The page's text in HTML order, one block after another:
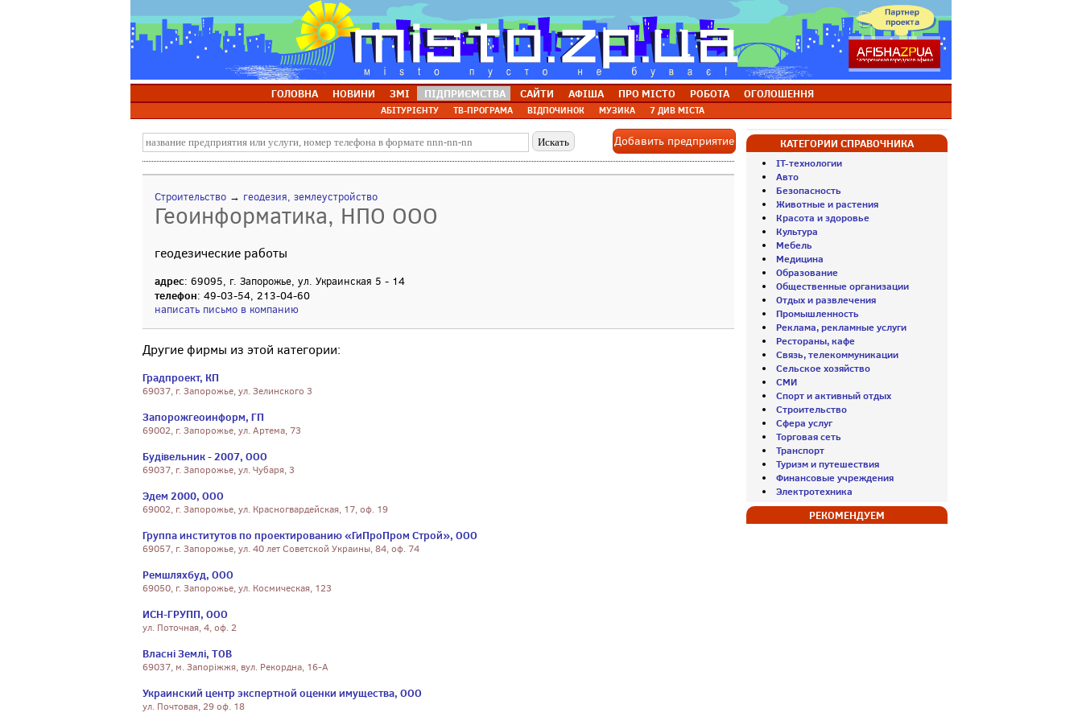
ГОЛОВНА НОВИНИ ЗМІ ПІДПРИЄМСТВА САЙТИ АФІША ПРО МІСТО РОБОТА ОГОЛОШЕННЯ
АБІТУРІЄНТУ ТВ-ПРОГРАМА ВІДПОЧИНОК МУЗИКА 7 ДИВ МІСТА
Добавить предприятие
Строительство → геодезия, землеустройство
Геоинформатика, НПО ООО
геодезические работы
адрес: 69095, г. Запорожье, ул. Украинская 5 - 14
телефон: 49-03-54, 213-04-60
написать письмо в компанию
Другие фирмы из этой категории:
Градпроект, КП
69037, г. Запорожье, ул. Зелинского 3
Запорожгеоинформ, ГП
69002, г. Запорожье, ул. Артема, 73
Будівельник - 2007, ООО
69037, г. Запорожье, ул. Чубаря, 3
Эдем 2000, ООО
69002, г. Запорожье, ул. Красногвардейская, 17, оф. 19
Группа институтов по проектированию «ГиПроПром Строй», ООО
69057, г. Запорожье, ул. 40 лет Советской Украины, 84, оф. 74
Ремшляхбуд, ООО
69050, г. Запорожье, ул. Космическая, 123
ИСН-ГРУПП, ООО
ул. Поточная, 4, оф. 2
Власні Землі, ТОВ
69037, м. Запоріжжя, вул. Рекордна, 16-А
Украинский центр экспертной оценки имущества, ООО
ул. Почтовая, 29 оф. 18
КАТЕГОРИИ СПРАВОЧНИКА
IT-технологии
Авто
Безопасность
Животные и растения
Красота и здоровье
Культура
Мебель
Медицина
Образование
Общественные организации
Отдых и развлечения
Промышленность
Реклама, рекламные услуги
Рестораны, кафе
Связь, телекоммуникации
Сельское хозяйство
СМИ
Спорт и активный отдых
Строительство
Сфера услуг
Торговая сеть
Транспорт
Туризм и путешествия
Финансовые учреждения
Электротехника
РЕКОМЕНДУЕМ